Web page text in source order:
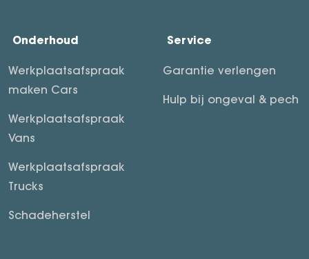
Onderhoud
Werkplaatsafspraak
maken Cars
Werkplaatsafspraak
Vans
Werkplaatsafspraak
Trucks
Schadeherstel
Service
Garantie verlengen
Hulp bij ongeval & pech